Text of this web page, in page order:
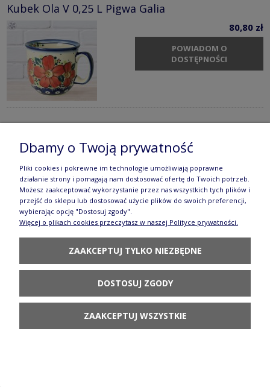
Kubek Ola V 0,25 L Pigwa Galia
80,80 zł
POWIADOM O
DOSTĘPNOŚCI
Kubek Wenus V 0,2 L Wrzos Galia
DO KOSZYKA
Kubek krokus Ceramika Bolesławiec V 0,3 L
GU1193DEK248Art
Dbamy o Twoją prywatność
Pliki cookies i pokrewne im technologie umożliwiają poprawne
działanie strony i pomagają nam dostosować ofertę do Twoich potrzeb.
Możesz zaakceptować wykorzystanie przez nas wszystkich tych plików i
przejść do sklepu lub dostosować użycie plików do swoich preferencji,
wybierając opcję "Dostosuj zgody".
Więcej o plikach cookies przeczytasz w naszej Polityce prywatności.
ZAAKCEPTUJ TYLKO NIEZBĘDNE
DOSTOSUJ ZGODY
ZAAKCEPTUJ WSZYSTKIE